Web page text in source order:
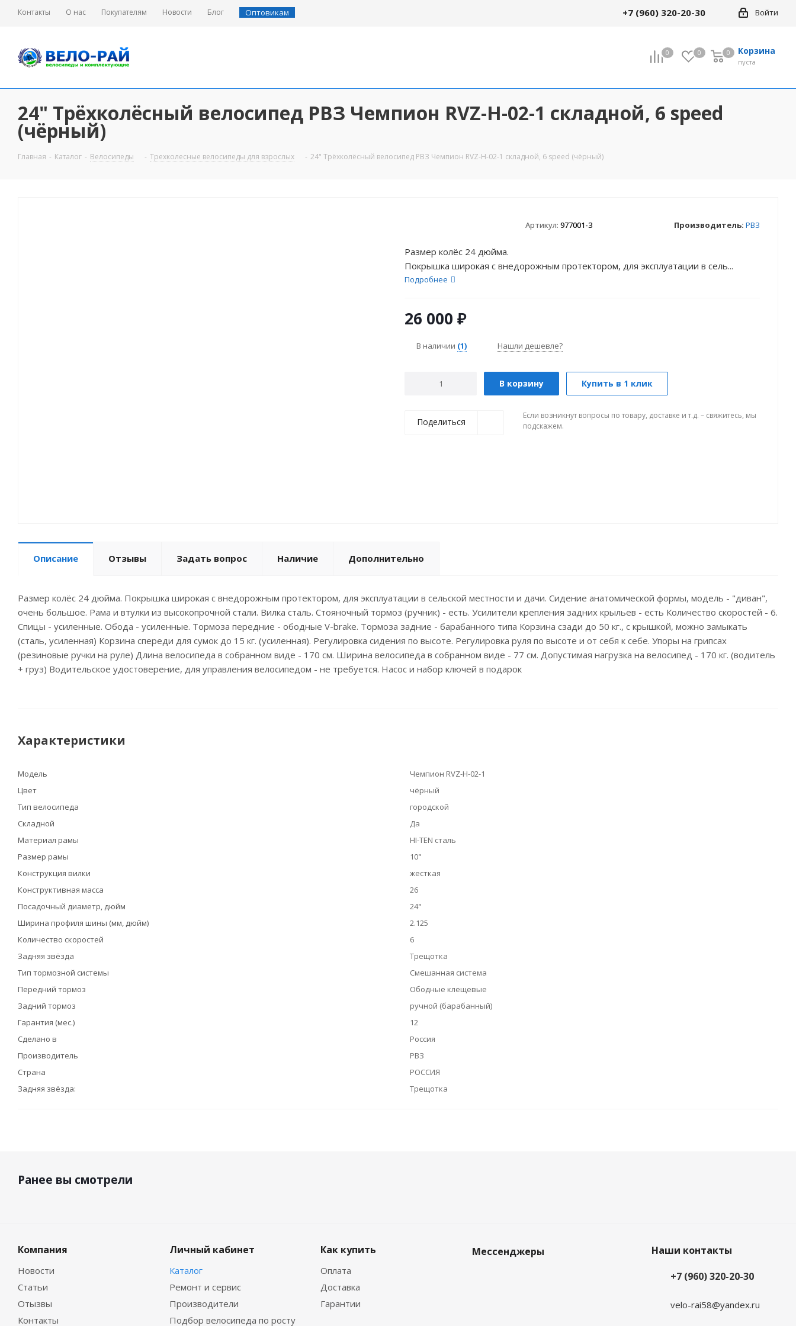
Контакты О нас Покупателям Новости Блог Оптовикам Войти
+7 (960) 320-20-30
0 0 Корзина
0
пуста
0
24" Трёхколёсный велосипед РВЗ Чемпион RVZ-H-02-1 складной, 6 speed
(чёрный)
Главная - Каталог - Велосипеды - Трехколесные велосипеды для взрослых - 24" Трёхколёсный велосипед РВЗ Чемпион RVZ-H-02-1 складной, 6 speed (чёрный)
Артикул: 977001-3 Производитель: РВЗ
Размер колёс 24 дюйма.
Покрышка широкая с внедорожным протектором, для эксплуатации в сель...
Подробнее
26 000 ₽
В наличии (1) Нашли дешевле?
В корзину Купить в 1 клик
Поделиться
Если возникнут вопросы по товару, доставке и т.д. – свяжитесь, мы
подскажем.
Описание Отзывы Задать вопрос Наличие Дополнительно
Размер колёс 24 дюйма. Покрышка широкая с внедорожным протектором, для эксплуатации в сельской местности и дачи. Сидение анатомической формы, модель - "диван",
очень большое. Рама и втулки из высокопрочной стали. Вилка сталь. Стояночный тормоз (ручник) - есть. Усилители крепления задних крыльев - есть Количество скоростей - 6.
Спицы - усиленные. Обода - усиленные. Тормоза передние - ободные V-brake. Тормоза задние - барабанного типа Корзина сзади до 50 кг., с крышкой, можно замыкать
(сталь, усиленная) Корзина спереди для сумок до 15 кг. (усиленная). Регулировка сидения по высоте. Регулировка руля по высоте и от себя к себе. Упоры на грипсах
(резиновые ручки на руле) Длина велосипеда в собранном виде - 170 см. Ширина велосипеда в собранном виде - 77 см. Допустимая нагрузка на велосипед - 170 кг. (водитель
+ груз) Водительское удостоверение, для управления велосипедом - не требуется. Насос и набор ключей в подарок
Характеристики
Модель
Чемпион RVZ-H-02-1
Цвет
чёрный
Тип велосипеда
городской
Складной
Да
Материал рамы
HI-TEN сталь
Размер рамы
10"
Конструкция вилки
жесткая
Конструктивная масса
26
Посадочный диаметр, дюйм
24"
Ширина профиля шины (мм, дюйм)
2.125
Количество скоростей
6
Задняя звёзда
Трещотка
Тип тормозной системы
Смешанная система
Передний тормоз
Ободные клещевые
Задний тормоз
ручной (барабанный)
Гарантия (мес.)
12
Сделано в
Россия
Производитель
РВЗ
Страна
РОССИЯ
Задняя звёзда:
Трещотка
Ранее вы смотрели
Компания
Новости
Статьи
Отызвы
Контакты
Личный кабинет
Каталог
Ремонт и сервис
Производители
Подбор велосипеда по росту
Как купить
Оплата
Доставка
Гарантии
Мессенджеры
Наши контакты
+7 (960) 320-20-30
velo-rai58@yandex.ru